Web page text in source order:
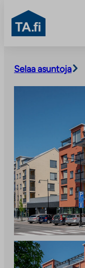
sisältöön
TA.fi
Selaa asuntoja